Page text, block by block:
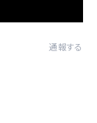
通報する